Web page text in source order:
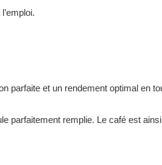
parfaite et un rendement optimal en
parfaitement remplie. Le café est